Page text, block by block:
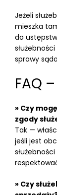
Jeżeli
mieszka
do
sprawy
FAQ
» Czy
zgody
Tak —
jeśli jest
» Czy